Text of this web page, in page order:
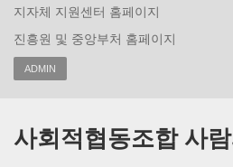
지자체 지원센터 홈페이지
진흥원 및 중앙부처 홈페이지
ADMIN
사회적협동조합 사